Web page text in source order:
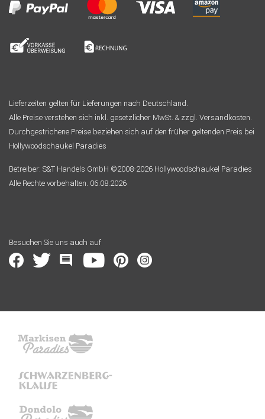
Lieferzeiten gelten für Lieferungen nach Deutschland.
Alle Preise verstehen sich inkl. gesetzlicher MwSt. & zzgl. Versandkosten.
Durchgestrichene Preise beziehen sich auf den früher geltenden Preis bei
Hollywoodschaukel Paradies
Betreiber: S&T Handels GmbH ©2008-2026 Hollywoodschaukel Paradies
Alle Rechte vorbehalten. 06.08.2026
Besuchen Sie uns auch auf